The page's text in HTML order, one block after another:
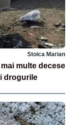
Stoica Marian
multe decese
drogurile